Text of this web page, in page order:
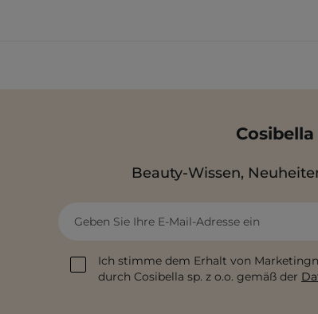
Beauty-Wissen,
Geben Sie Ihre E-Mail-Adresse ein
Ich stimme dem Erhalt von
durch Cosibella sp. z o.o. gemäß der